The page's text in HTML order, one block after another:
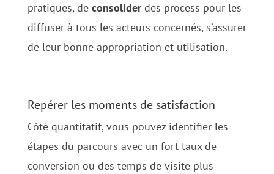
pratiques, de consoliderdes process pour les
diffuser à tous les acteurs concernés, s’assurer
de leur bonne appropriation et utilisation.
Repérer les moments de satisfaction
Côté quantitatif, vous pouvez identifier les
étapes du parcours avec un fort taux de
conversion ou des temps de visite plus